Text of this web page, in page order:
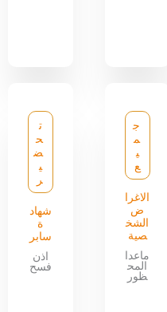
ج
م
ي
ع
الاغرا
ض
الشخ
صية
ماعدا
المح
ظور
ت
ح
ض
ي
ر
شهاد
ة
سابر
اذن
فسح